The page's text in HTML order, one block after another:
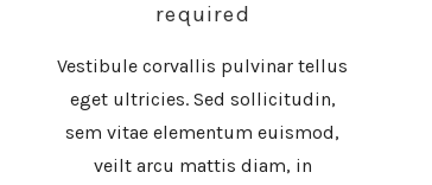
required
Vestibule corvallis pulvinar tellus
eget ultricies. Sed sollicitudin,
sem vitae elementum euismod,
veilt arcu mattis diam, in